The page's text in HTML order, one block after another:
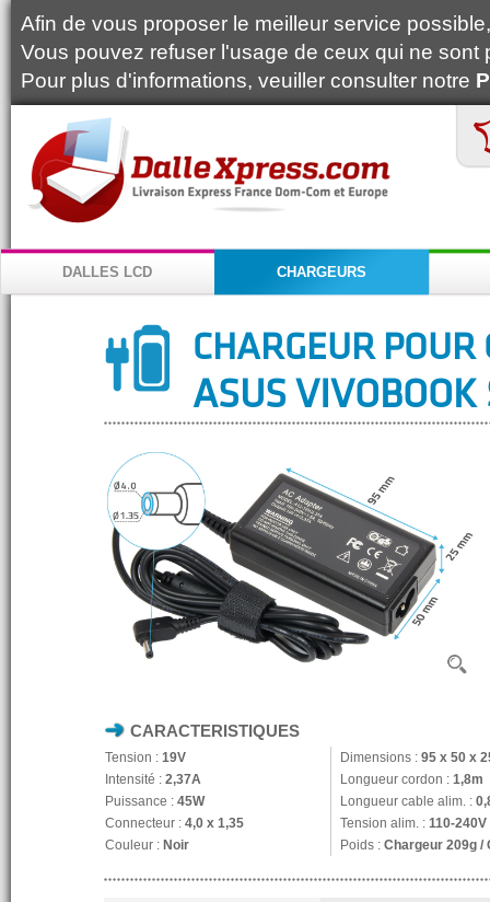
Afin de vous proposer le meilleur service
Vous pouvez refuser l'usage de ceux qui ne
Pour plus d'informations, veuiller consulter notre
DALLES LCD CHARGEURS
CHARGEUR
ASUS
CARACTERISTIQUES
Tension : 19V Dimensions : 95 x 50 x
Intensité : 2,37A Longueur cordon : 1,8m
Puissance : 45W Longueur cable alim. :
Connecteur : 4,0 x 1,35 Tension alim. : 110-240V
Couleur : Noir Poids : Chargeur 209g /